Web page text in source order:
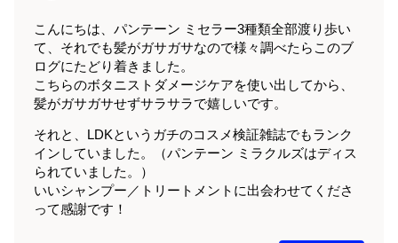
こんにちは、パンテーン ミセラー3種類全部渡り歩い
て、それでも髪がガサガサなので様々調べたらこのブ
ログにたどり着きました。
こちらのボタニストダメージケアを使い出してから、
髪がガサガサせずサラサラで嬉しいです。
それと、LDKというガチのコスメ検証雑誌でもランク
インしていました。（パンテーン ミラクルズはディス
られていました。）
いいシャンプー／トリートメントに出会わせてくださ
って感謝です！